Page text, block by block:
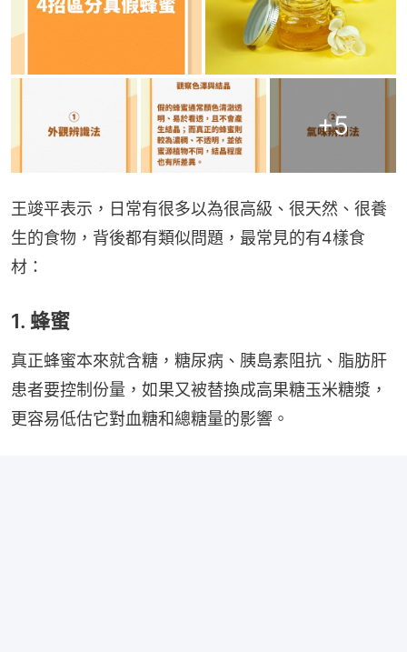
+5
王竣平表示，日常有很多以為很高級、很天然、很養
生的食物，背後都有類似問題，最常見的有4樣食
材：
1. 蜂蜜
真正蜂蜜本來就含糖，糖尿病、胰島素阻抗、脂肪肝
患者要控制份量，如果又被替換成高果糖玉米糖漿，
更容易低估它對血糖和總糖量的影響。